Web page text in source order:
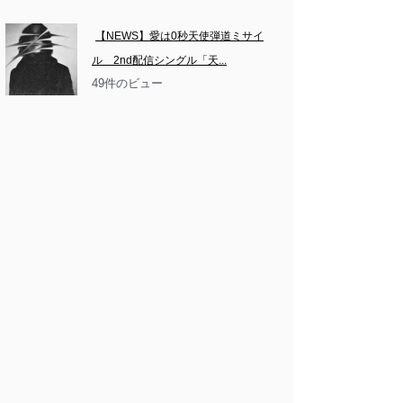
【NEWS】愛は0秒天使弾道ミサイ
ル　2nd配信シングル「天...
49件のビュー